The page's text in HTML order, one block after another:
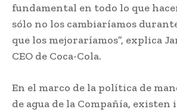
fundamental en todo lo que
sólo no los cambiaríamos
que los mejoraríamos”, explica
CEO de Coca-Cola.
En el marco de la política de
de agua de la Compañía,